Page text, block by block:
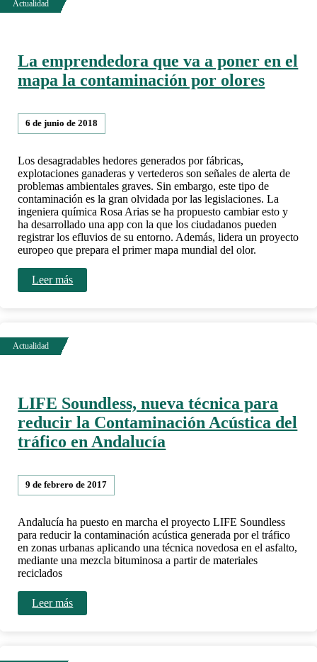
La emprendedora que va a poner en el
mapa la contaminación por olores
6 de junio de 2018
Los desagradables hedores generados por fábricas,
explotaciones ganaderas y vertederos son señales de alerta de
problemas ambientales graves. Sin embargo, este tipo de
contaminación es la gran olvidada por las legislaciones. La
ingeniera química Rosa Arias se ha propuesto cambiar esto y
ha desarrollado una app con la que los ciudadanos pueden
registrar los efluvios de su entorno. Además, lidera un proyecto
europeo que prepara el primer mapa mundial del olor.
Leer más
LIFE Soundless, nueva técnica para
reducir la Contaminación Acústica del
tráfico en Andalucía
9 de febrero de 2017
Andalucía ha puesto en marcha el proyecto LIFE Soundless
para reducir la contaminación acústica generada por el tráfico
en zonas urbanas aplicando una técnica novedosa en el asfalto,
mediante una mezcla bituminosa a partir de materiales
reciclados
Leer más